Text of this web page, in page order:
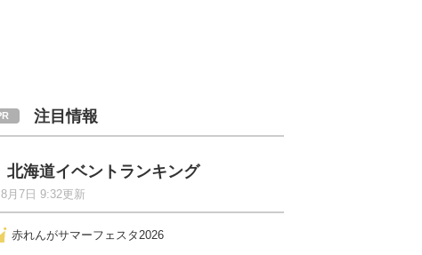
注目情報
北海道イベントランキング
8月7日 9:32更新
赤れんがサマーフェスタ2026